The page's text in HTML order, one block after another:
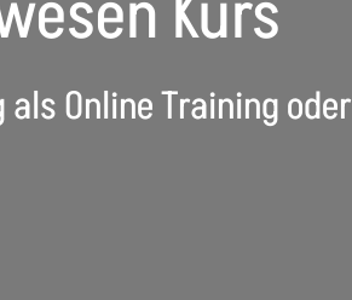
Online Training oder